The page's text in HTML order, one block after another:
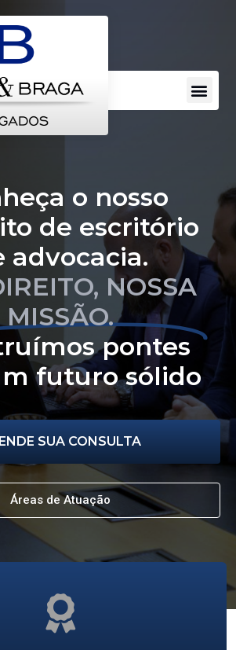
o nosso
de escritório
advocacia.
NOSSA
MISSÃO.
pontes
futuro sólido
SUA CONSULTA
Áreas de Atuação